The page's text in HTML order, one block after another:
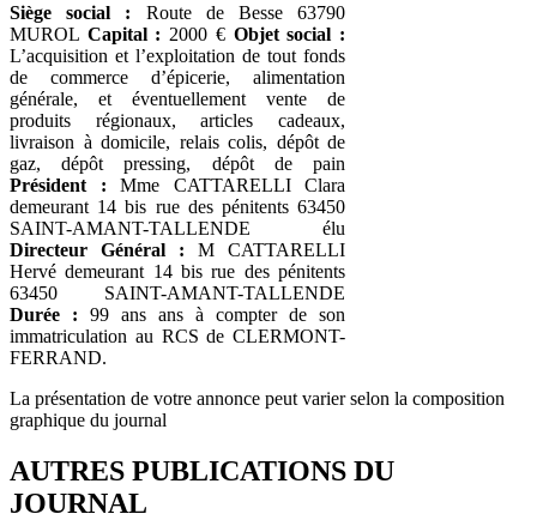
Siège social : Route de Besse 63790
MUROL Capital : 2000 € Objet social :
L’acquisition et l’exploitation de tout fonds
de commerce d’épicerie, alimentation
générale, et éventuellement vente de
produits régionaux, articles cadeaux,
livraison à domicile, relais colis, dépôt de
gaz, dépôt pressing, dépôt de pain
Président : Mme CATTARELLI Clara
demeurant 14 bis rue des pénitents 63450
SAINT-AMANT-TALLENDE élu
Directeur Général : M CATTARELLI
Hervé demeurant 14 bis rue des pénitents
63450 SAINT-AMANT-TALLENDE
Durée : 99 ans ans à compter de son
immatriculation au RCS de CLERMONT-
FERRAND.
La présentation de votre annonce peut varier selon la composition
graphique du journal
AUTRES PUBLICATIONS DU
JOURNAL